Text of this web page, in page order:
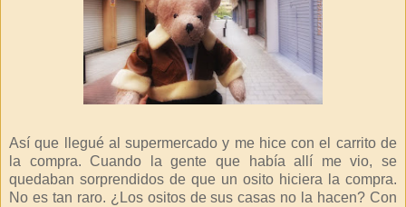
Así que llegué al supermercado y me hice con el carrito de
la compra. Cuando la gente que había allí me vio, se
quedaban sorprendidos de que un osito hiciera la compra.
No es tan raro. ¿Los ositos de sus casas no la hacen? Con